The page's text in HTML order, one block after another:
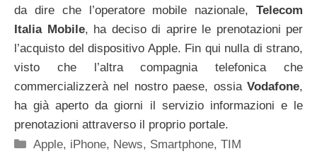
da dire che l’operatore mobile nazionale, Telecom
Italia Mobile, ha deciso di aprire le prenotazioni per
l’acquisto del dispositivo Apple. Fin qui nulla di strano,
visto che l’altra compagnia telefonica che
commercializzerà nel nostro paese, ossia Vodafone,
ha già aperto da giorni il servizio informazioni e le
prenotazioni attraverso il proprio portale.
Categorie
Apple, iPhone, News, Smartphone,TIM